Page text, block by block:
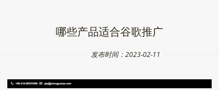
哪些产品适合谷歌推广
发布时间：2023-02-11
现在国人很少用